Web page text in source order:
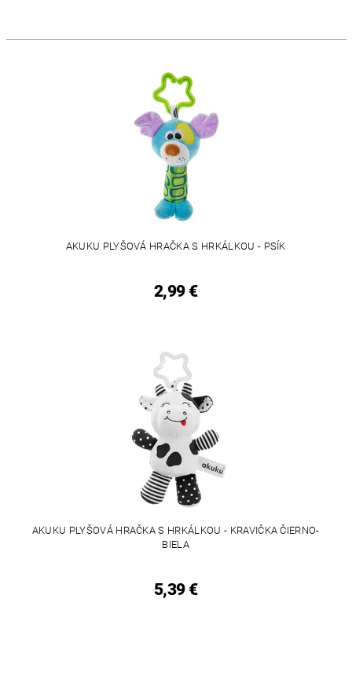
AKUKU PLYŠOVÁ HRAČKA S HRKÁLKOU - PSÍK
2,99 €
AKUKU PLYŠOVÁ HRAČKA S HRKÁLKOU - KRAVIČKA ČIERNO-
BIELA
5,39 €